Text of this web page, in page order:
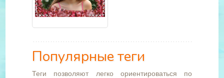
Популярные теги
Теги позволяют легко ориентироваться по